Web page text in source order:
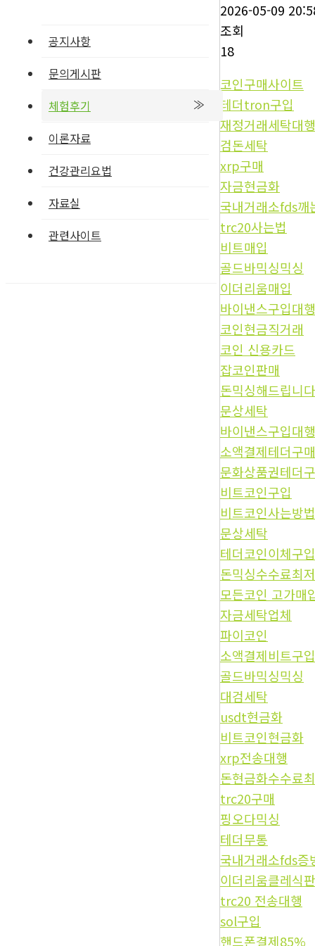
공지사항
문의게시판
체험후기
이론자료
건강관리요법
자료실
관련사이트
2026-05-09
조회
18
코인구매사이트
테더tron구입
재정거래세탁대
검돈세탁
xrp구매
자금현금화
국내거래소fds깨
trc20사는법
비트매입
골드바믹싱믹싱
이더리움매입
바이낸스구입대행
코인현금직거래
코인 신용카드
잡코인판매
돈믹싱해드립니다
문상세탁
바이낸스구입대행
소액결제테더구매
문화상품권테더
비트코인구입
비트코인사는방법
문상세탁
테더코인이체구입
돈믹싱수수료최저
모든코인 고가매
자금세탁업체
파이코인
소액결제비트구입
골드바믹싱믹싱
대검세탁
usdt현금화
비트코인현금화
xrp전송대행
돈현금화수수료
trc20구매
핑오다믹싱
테더무통
국내거래소fds증
이더리움클레식
trc20 전송대행
sol구입
핸드폰결제85%